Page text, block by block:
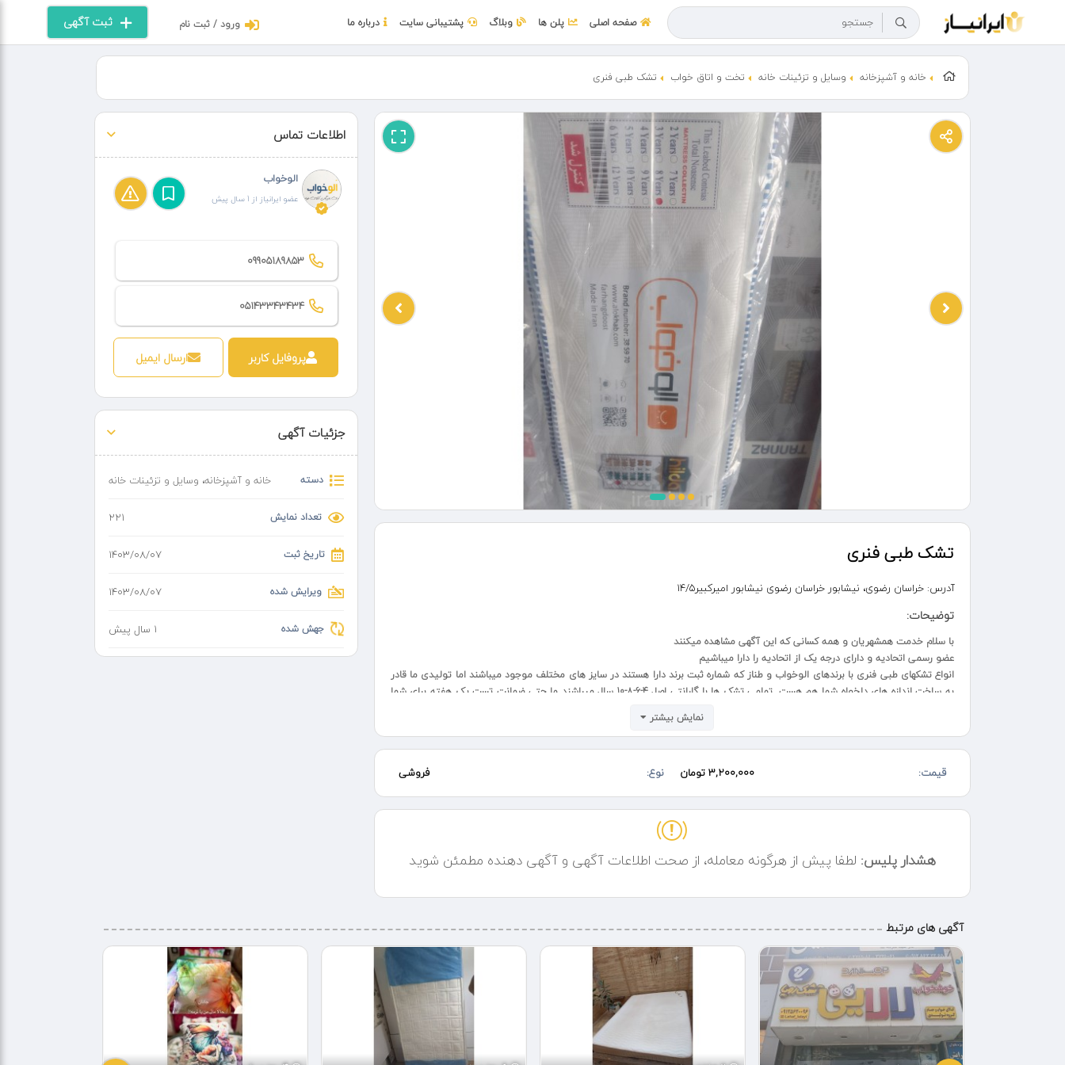
ثبت آگهی ورود / ثبت نام صفحه اصلی پلن ها وبلاگ پشتیبانی سایت درباره ما
خانه و آشپزخانه وسایل و تزئینات خانه تخت و اتاق خواب تشک طبی فنری
تشک طبی فنری
آدرس: خراسان رضوی، نیشابور خراسان رضوی نیشابور امیرکبیر14/5
توضیحات:
با سلام خدمت همشهریان و همه کسانی که این آگهی مشاهده میکنند
عضو رسمی اتحادیه و دارای درجه یک از اتحادیه را دارا میباشیم
انواع تشکهای طبی فنری با برندهای الوخواب و طناز که شماره ثبت برند دارا هستند در سایز های مختلف موجود میباشند اما تولیدی ما قادر
به ساخت اندازه های دلخواه شما هم هست. تمامی تشک ها با گارانتی اصل 4-6-8-10 سال میباشند ما حتی ضمانت تست یک هفته برای شما
گزینه دوم کفی های پلیمری که کاملا ضد آب بوده و وزنی حدود 400 کیلو جواب میدهد سبک نصب راحت بدون سروصدا و ضد حشرات بهتر
و مرغوب به صرفه تر از چوب
برای استعلام قیمت پیام و یا چت در خدمت شما هستیم
آدرس نیشابور امیرکبیر - امیرکبیر14/5 فروشگاه الوخواب
نمایش بیشتر
قیمت: 3,200,000 تومان نوع: فروشی
هشدار پلیس: لطفا پیش از هرگونه معامله، از صحت اطلاعات آگهی و آگهی دهنده مطمئن شوید
اطلاعات تماس
الوخواب
عضو ایرانیاز از 1 سال پیش
09905189853
05143343434
پروفایل کاربر ارسال ایمیل
جزئیات آگهی
دسته خانه و آشپزخانه، وسایل و تزئینات خانه
تعداد نمایش 221
تاریخ ثبت ۱۴۰۳/۰۸/۰۷
ویرایش شده ۱۴۰۳/۰۸/۰۷
جهش شده 1 سال پیش
آگهی های مرتبط